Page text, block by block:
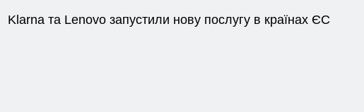
Klarna та Lenovo запустили нову послугу в країнах ЄС